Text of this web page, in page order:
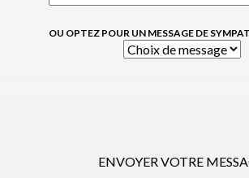
OU OPTEZ POUR UN MESSAGE DE
ENVOYER VOTRE